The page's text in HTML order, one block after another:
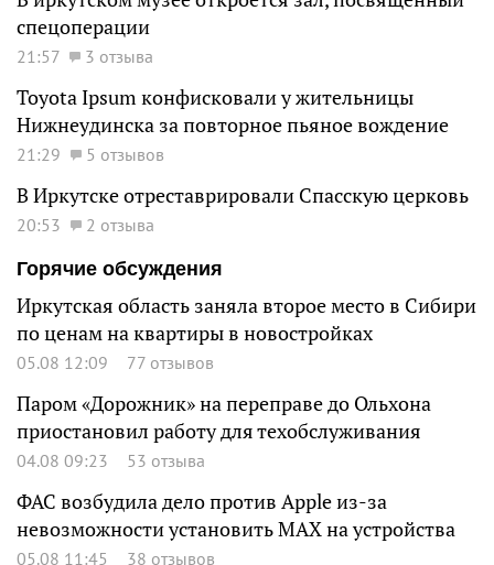
спецоперации
21:57 3 отзыва
Toyota Ipsum конфисковали у жительницы
Нижнеудинска за повторное пьяное вождение
21:29 5 отзывов
В Иркутске отреставрировали Спасскую церковь
20:53
2 отзыва
Горячие обсуждения
Иркутская область заняла второе место в Сибири
по ценам на квартиры в новостройках
05.08 12:09 77 отзывов
Паром «Дорожник» на переправе до Ольхона
приостановил работу для техобслуживания
04.08 09:23 53 отзыва
ФАС возбудила дело против Apple из-за
невозможности установить MAX на устройства
05.08 11:45 38 отзывов